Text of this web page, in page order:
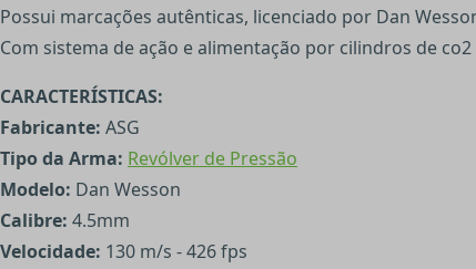
Possui marcações autênticas, licenciado por Dan
Com sistema de ação e alimentação por cilindros de
CARACTERÍSTICAS:
Fabricante: ASG
Tipo da Arma: Revólver de Pressão
Modelo: Dan Wesson
Calibre: 4.5mm
Velocidade: 130 m/s - 426 fps